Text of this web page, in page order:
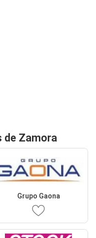
de Zamora
Grupo Gaona